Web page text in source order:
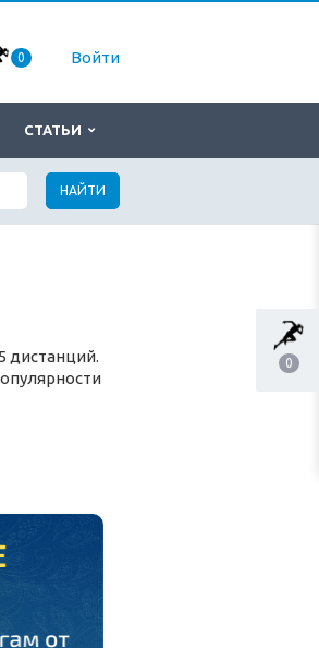
0
0 Войти
СТАТЬИ
НАЙТИ
дистанций.